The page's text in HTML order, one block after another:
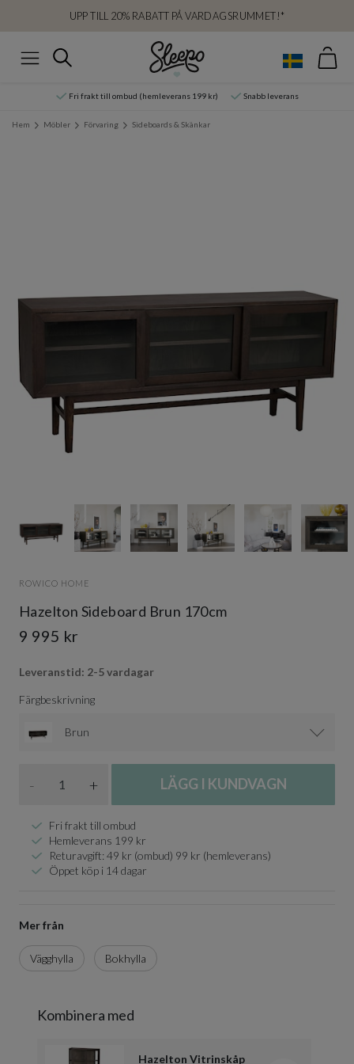
UPP TILL 20% RABATT PÅ VARDAGSRUMMET!*
Sök
Fri frakt till ombud (hemleverans 199 kr) Snabb leverans
Hem Möbler Förvaring Sideboards & Skänkar
13
ROWICO HOME
Hazelton Sideboard Brun 170cm
9 995 kr
Leveranstid: 2-5 vardagar
Färgbeskrivning
Brun
- + LÄGG I KUNDVAGN
Fri frakt till ombud
Hemleverans 199 kr
Returavgift: 49 kr (ombud) 99 kr (hemleverans)
Öppet köp i 14 dagar
Mer från
Vägghylla Bokhylla
Kombinera med
Hazelton Vitrinskåp